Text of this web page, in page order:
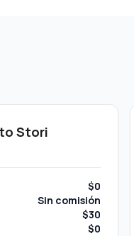
Stori
$0
Sin comisión
$30
$0